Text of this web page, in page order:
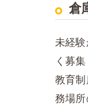
倉
未経
く募
教育
務場